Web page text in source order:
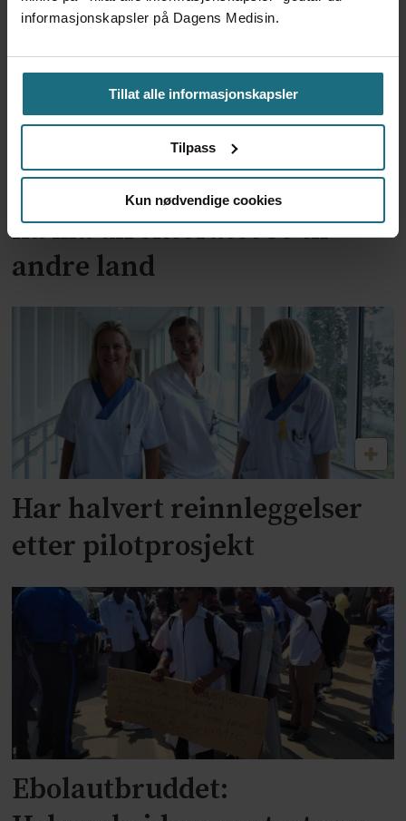
informasjonskapsler på Dagens Medisin.
Tillat alle informasjonskapsler
Tilpass
Kun nødvendige cookies
Ingen planer om å revidere
omdiskutert retningslinje –
nå må direktoratet se til
andre land
Har halvert reinnleggelser
etter pilotprosjekt
Ebolautbruddet: